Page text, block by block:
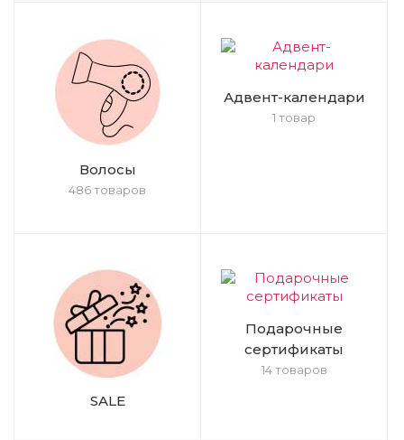
Волосы
486 товаров
Адвент-календари
1 товар
SALE
Подарочные
сертификаты
14 товаров